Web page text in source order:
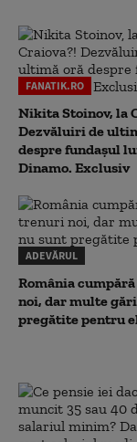
FANATIK.RO
Nikita Stoinov, la
Dezvăluiri de
despre fundașul
Dinamo. Exclusiv
ADEVĂRUL
România
noi, dar multe
pregătite pentru